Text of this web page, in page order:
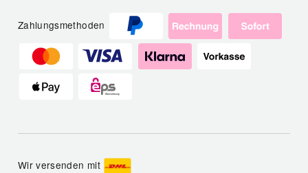
Zahlungsmethoden
Wir versenden mit